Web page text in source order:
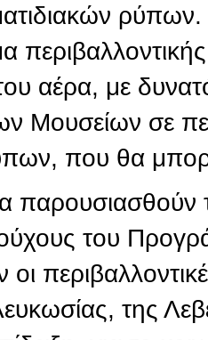
αέρα, με
Μουσείων σε
που θα
του
της